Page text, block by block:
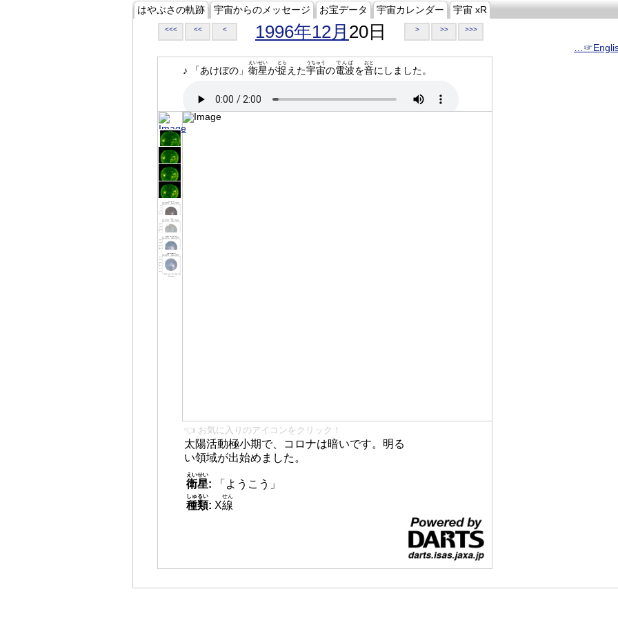
はやぶさの軌跡 宇宙からのメッセージ お宝データ 宇宙カレンダー 宇宙 xR
<<< << < 1996年12月 20日 > >> >>>
♪ 「あけぼの」 衛星
えいせい
が捉
とら
えた宇宙
うちゅう
の電波
でんぱ
を音
おと
にしました。
👈 お気に入りのアイコンをクリック！
太陽活動極小期で、コロナは暗いです。明る
い領域が出始めました。
衛星
えいせい
:
「ようこう」
種類
しゅるい
: X線
せん